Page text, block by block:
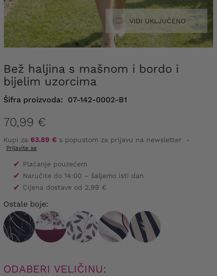
VIDI UKLJUČENO
Bež haljina s mašnom i bordo i
bijelim uzorcima
Šifra proizvoda: 07-142-0002-B1
70,99 €
Kupi za 63.89 € s popustom za prijavu na newsletter -
Prijavite se
✔ Plaćanje pouzećem
✔ Naručite do 14:00 – šaljemo isti dan
✔ Cijena dostave od 2,99 €
Ostale boje:
ODABERI VELIČINU: